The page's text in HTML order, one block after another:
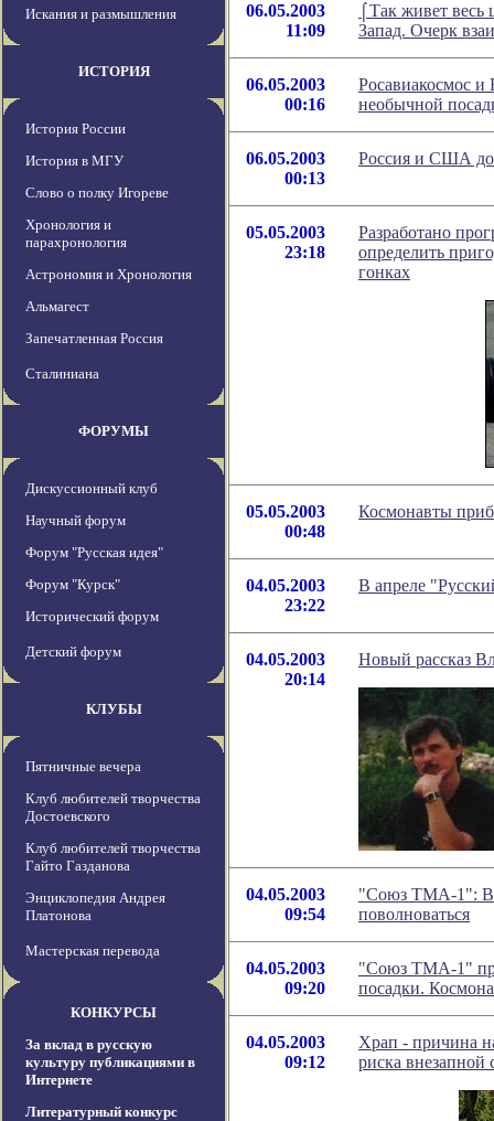
Искания и размышления
ИСТОРИЯ
История России
История в МГУ
Слово о полку Игореве
Хронология и
парахронология
Астрономия и Хронология
Альмагест
Запечатленная Россия
Сталиниана
ФОРУМЫ
Дискуссионный клуб
Научный форум
Форум "Русская идея"
Форум "Курск"
Исторический форум
Детский форум
КЛУБЫ
Пятничные вечера
Клуб любителей творчества
Достоевского
Клуб любителей творчества
Гайто Газданова
Энциклопедия Андрея
Платонова
Мастерская перевода
КОНКУРСЫ
За вклад в русскую
культуру публикациями в
Интернете
Литературный конкурс
06.05.2003
11:09
⌠Так живет
Запад. Очерк
06.05.2003
00:16
Росавиакосмос
необычной
06.05.2003
00:13
Россия и США
05.05.2003
23:18
Разработано
определить
гонках
05.05.2003
00:48
Космонавты
04.05.2003
23:22
В апреле
04.05.2003
20:14
Новый рассказ
04.05.2003
09:54
"Союз ТМА-1":
поволноваться
04.05.2003
09:20
"Союз ТМА-1"
посадки.
04.05.2003
09:12
Храп - причина
риска внезапной